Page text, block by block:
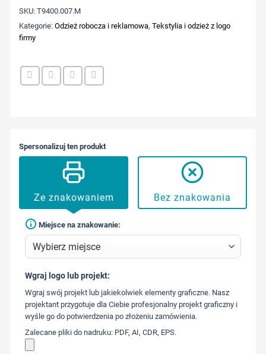
SKU:T9400.007.M
Kategorie:Odzież robocza i reklamowa,Tekstylia i odzież z logo
firmy
Spersonalizuj ten produkt
Ze znakowaniem Bez znakowania
Miejsce na znakowanie:
573 568
217
Wgraj logo lub projekt:
Wgraj swój projekt lub jakiekolwiek elementy graficzne. Nasz
projektant przygotuje dla Ciebie profesjonalny projekt graficzny i
wyśle go do potwierdzenia po złożeniu zamówienia.
Zalecane pliki do nadruku: PDF, AI, CDR, EPS.